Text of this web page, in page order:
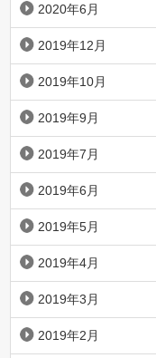
2020年6月
2019年12月
2019年10月
2019年9月
2019年7月
2019年6月
2019年5月
2019年4月
2019年3月
2019年2月